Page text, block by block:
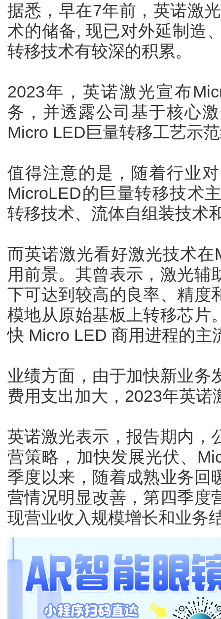
据悉，早在7年前，英诺激
术的储备, 现已对外延制造
转移技术有较深的积累。
2023年，英诺激光宣布
务，并透露公司基于核心
Micro LED巨量转移工艺示
值得注意的是，随着行业
MicroLED的巨量转移技术
转移技术、流体自组装技术
而英诺激光看好激光技术
用前景。其曾表示，激光辅
下可达到较高的良率、精度
模地从原始基板上转移芯片
快 Micro LED 商用进程的主
业绩方面，由于加快新业务
费用支出加大，2023年英
英诺激光表示，报告期内，
营策略，加快发展光伏、
季度以来，随着成熟业务回
营情况明显改善，第四季度
现营业收入规模增长和业务